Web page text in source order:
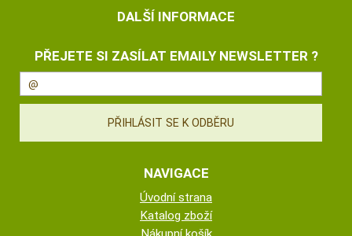
DALŠÍ INFORMACE
PŘEJETE SI ZASÍLAT EMAILY NEWSLETTER ?
NAVIGACE
Úvodní strana
Katalog zboží